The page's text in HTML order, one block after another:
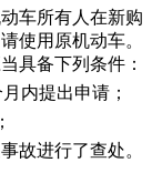
车所有人在新购
使用原机动车。
具备下列条件：
内提出申请；
故进行了查处。